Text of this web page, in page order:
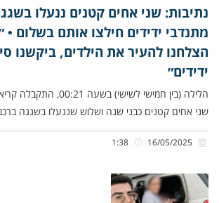
נתיבות: שני אחים קטנים ננעלו
מתנדבי ידידים חילצו אותם בשלום
הצלחנו להעיר את הילדים, ביקשנו
ידידים״
הלילה (בין חמישי לשישי)
שני אחים קטנים כבני שנה ושלוש שננעלו בשגגה